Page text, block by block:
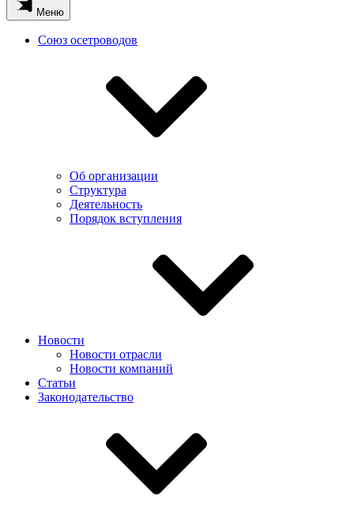
Меню
Союз осетроводов
Об организации
Структура
Деятельность
Порядок вступления
Новости
Новости отрасли
Новости компаний
Статьи
Законодательство